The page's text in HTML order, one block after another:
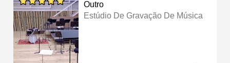
Outro
Estúdio De Gravação De Música